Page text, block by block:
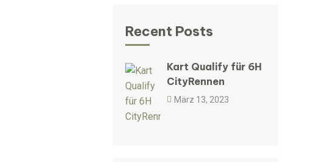
Recent Posts
Kart Qualify für 6H
CityRennen
März 13, 2023